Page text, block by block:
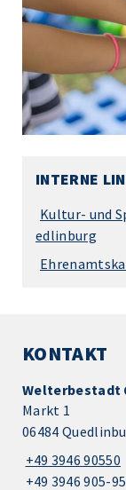
INTERNE
Kultur- und
edlinburg
KONTAKT
Welterbestadt
Markt 1
06484
+49 3946 90550
+49 3946 905-